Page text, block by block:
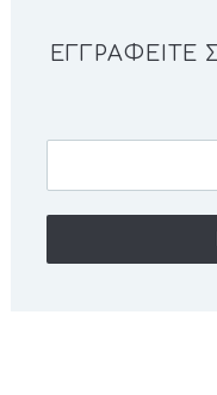
ΕΓΓΡΑΦΕΊΤΕ